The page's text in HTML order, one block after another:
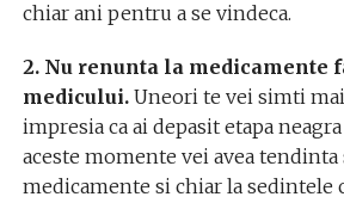
chiar ani pentru a se vindeca.
2. Nu renunta la medicamente
medicului.Uneori te vei simti
impresia ca ai depasit etapa
aceste momente vei avea
medicamente si chiar la sedintele